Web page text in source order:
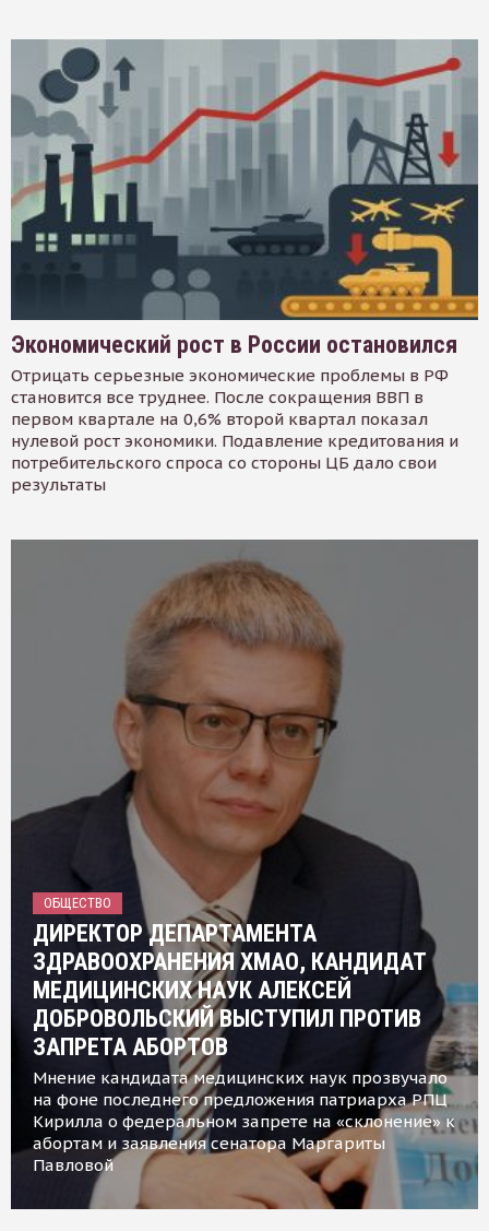
Экономический рост в России остановился
Отрицать серьезные экономические проблемы в РФ
становится все труднее. После сокращения ВВП в
первом квартале на 0,6% второй квартал показал
нулевой рост экономики. Подавление кредитования и
потребительского спроса со стороны ЦБ дало свои
результаты
ОБЩЕСТВО
ДИРЕКТОР ДЕПАРТАМЕНТА
ЗДРАВООХРАНЕНИЯ ХМАО, КАНДИДАТ
МЕДИЦИНСКИХ НАУК АЛЕКСЕЙ
ДОБРОВОЛЬСКИЙ ВЫСТУПИЛ ПРОТИВ
ЗАПРЕТА АБОРТОВ
Мнение кандидата медицинских наук прозвучало
на фоне последнего предложения патриарха РПЦ
Кирилла о федеральном запрете на «склонение» к
абортам и заявления сенатора Маргариты
Павловой